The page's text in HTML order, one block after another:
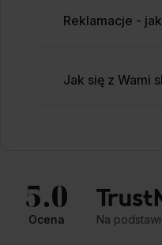
Reklamacje -
Jak się z Wami
5.0
Ocena Na